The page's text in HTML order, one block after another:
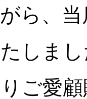
ら、
しま
ご愛